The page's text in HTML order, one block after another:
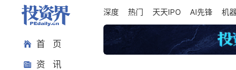
首 页
资 讯
深度 热门 天天IPO AI先锋 机